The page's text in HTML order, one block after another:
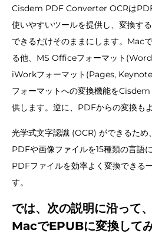
Cisdem PDF Converter OCRは
使いやすいツールを提供し、変換す
できるだけそのままにします。Mac
る他、MS Officeフォーマット
iWorkフォーマット(Pages,
フォーマットへの変換機能を
供します。逆に、PDFからの変換も
光学式文字認識 (OCR) ができるた
PDFや画像ファイルを15種類の言語
PDFファイルを効率よく変換できる
す。
では、次の説明に沿って
MacでEPUBに変換してみ